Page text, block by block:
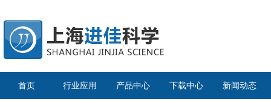
首页 行业应用 产品中心 下载中心 新闻动态